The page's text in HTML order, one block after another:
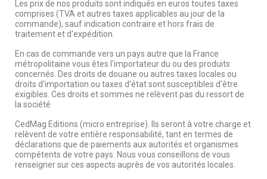
Les prix de nos produits sont indiqués en euros toutes taxes
comprises (TVA et autres taxes applicables au jour de la
commande), sauf indication contraire et hors frais de
traitement et d'expédition.
En cas de commande vers un pays autre que la France
métropolitaine vous êtes l'importateur du ou des produits
concernés. Des droits de douane ou autres taxes locales ou
droits d'importation ou taxes d'état sont susceptibles d'être
exigibles. Ces droits et sommes ne relèvent pas du ressort de
la société
CedMag Editions (micro entreprise). Ils seront à votre charge et
relèvent de votre entière responsabilité, tant en termes de
déclarations que de paiements aux autorités et organismes
compétents de votre pays. Nous vous conseillons de vous
renseigner sur ces aspects auprès de vos autorités locales.